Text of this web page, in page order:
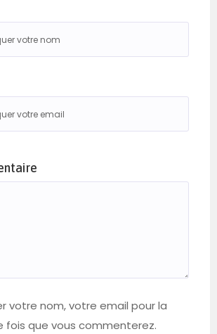
votre nom, votre email pour la
fois que vous commenterez.